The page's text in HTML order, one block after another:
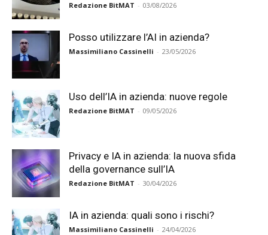
Redazione BitMAT - 03/08/2026
Posso utilizzare l’AI in azienda?
Massimiliano Cassinelli - 23/05/2026
Uso dell’IA in azienda: nuove regole
Redazione BitMAT - 09/05/2026
Privacy e IA in azienda: la nuova sfida
della governance sull’IA
Redazione BitMAT - 30/04/2026
IA in azienda: quali sono i rischi?
Massimiliano Cassinelli - 24/04/2026